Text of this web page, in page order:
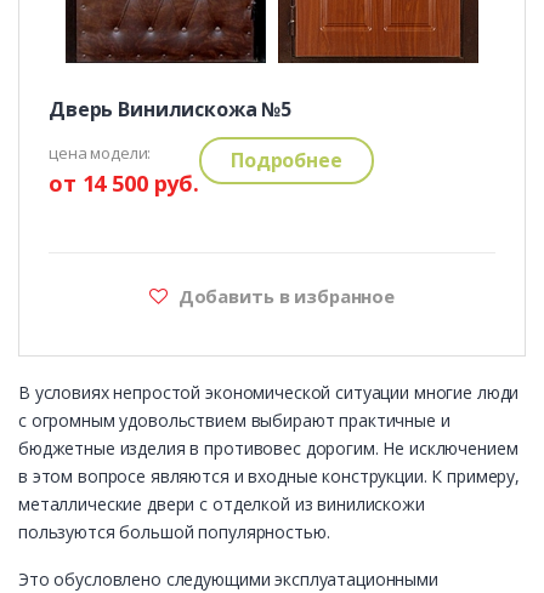
Дверь Винилискожа №5
цена модели:
от 14 500 руб.
Подробнее
Добавить в избранное
В условиях непростой экономической ситуации многие люди
с огромным удовольствием выбирают практичные и
бюджетные изделия в противовес дорогим. Не исключением
в этом вопросе являются и входные конструкции. К примеру,
металлические двери с отделкой из винилискожи
пользуются большой популярностью.
Это обусловлено следующими эксплуатационными